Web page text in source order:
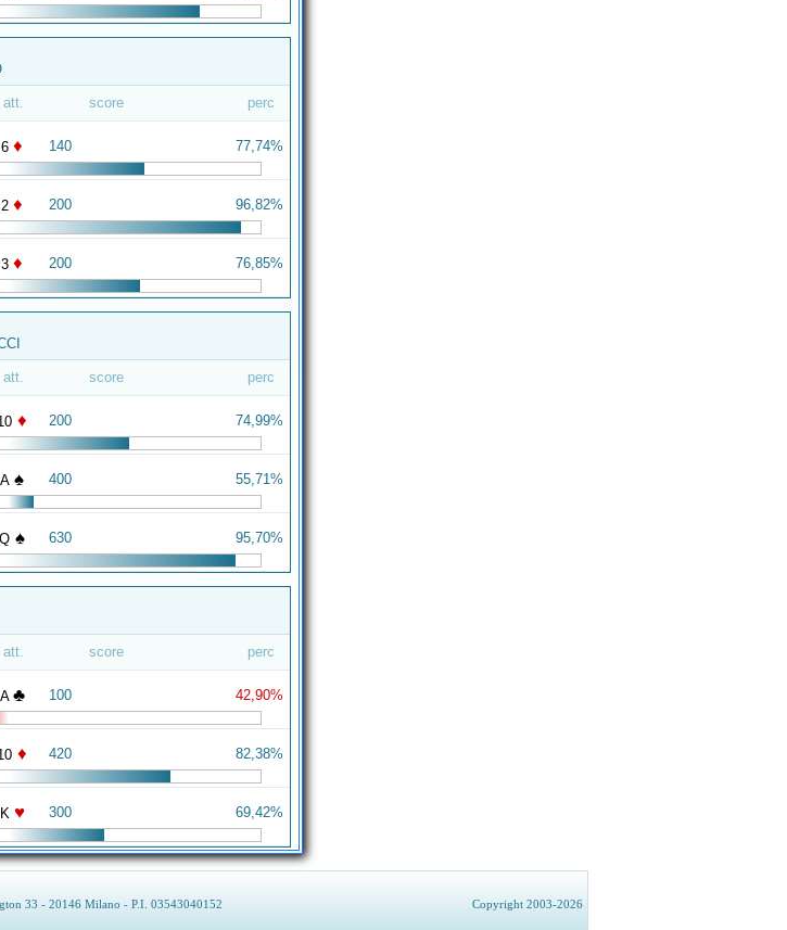
att. score perc
6 ♦ 140 77,74%
2 ♦ 200 96,82%
3 ♦ 200 76,85%
att. score perc
♦ 200 74,99%
A ♠ 400 55,71%
Q ♠ 630 95,70%
att. score perc
A ♣ 100 42,90%
♦ 420 82,38%
K ♥ 300 69,42%
33 - 20146 Milano - P.I. 03543040152 Copyright 2003-2026